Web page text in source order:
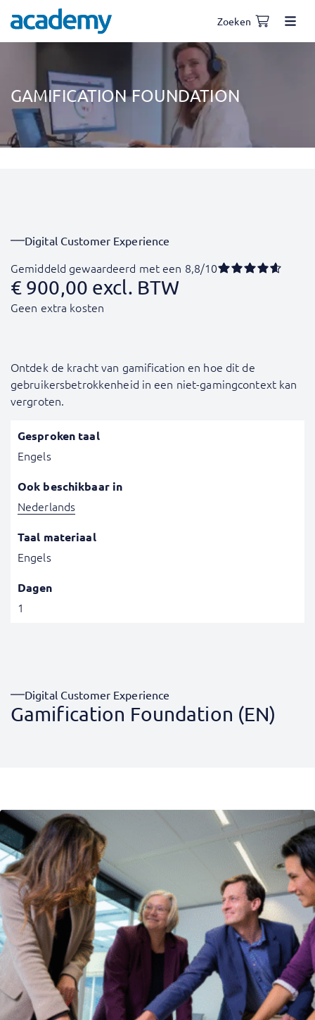
Zoeken
GAMIFICATION FOUNDATION
Digital Customer Experience
Gemiddeld gewaardeerd met een 8,8/10
€ 900,00 excl. BTW
Geen extra kosten
Ontdek de kracht van gamification en hoe dit de
gebruikersbetrokkenheid in een niet-gamingcontext kan
vergroten.
Gesproken taal
Engels
Ook beschikbaar in
Nederlands
Taal materiaal
Engels
Dagen
1
Digital Customer Experience
Gamification Foundation (EN)